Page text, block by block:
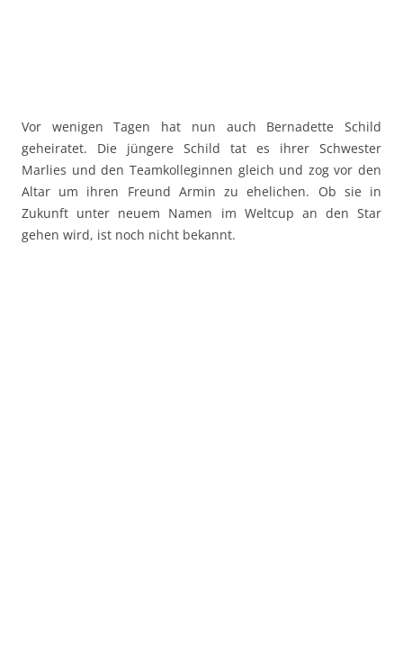
Vor wenigen Tagen hat nun auch Bernadette Schild
geheiratet. Die jüngere Schild tat es ihrer Schwester
Marlies und den Teamkolleginnen gleich und zog vor den
Altar um ihren Freund Armin zu ehelichen. Ob sie in
Zukunft unter neuem Namen im Weltcup an den Star
gehen wird, ist noch nicht bekannt.